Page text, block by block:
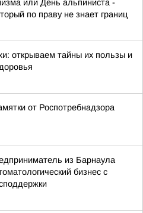
или День альпиниста -
по праву не знает границ
открываем тайны их пользы и
от Роспотребнадзора
из Барнаула
бизнес с